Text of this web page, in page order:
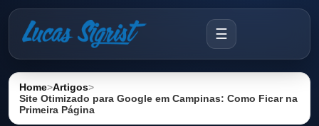
☰
Home>Artigos>
Site Otimizado para Google em Campinas: Como Ficar na
Primeira Página